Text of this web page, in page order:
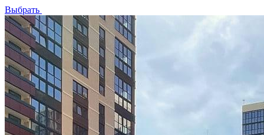
Выбрать